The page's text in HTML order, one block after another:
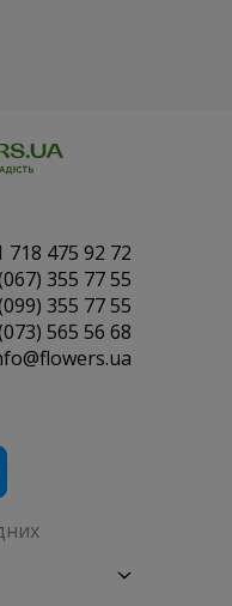
718 475 92 72
355 77 55
355 77 55
565 56 68